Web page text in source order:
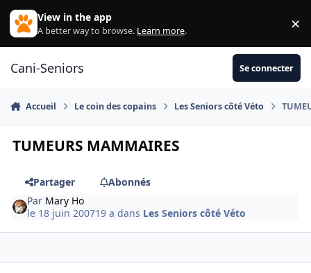
Aller au contenu
View in the app
A better way to browse. Learn more. ×
Cani-Seniors Se connecter
Accueil Le coin des copains Les Seniors côté Véto
TUMEURS MAMMAIRES
Partager
Abonnés
Par Mary Ho
le 18 juin 200719 a dans Les Seniors côté Véto